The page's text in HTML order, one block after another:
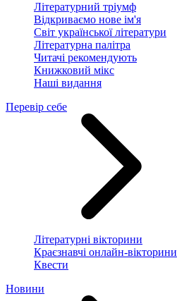
Літературний тріумф
Відкриваємо нове ім'я
Світ української літератури
Літературна палітра
Читачі рекомендують
Книжковий мікс
Наші видання
Перевір себе
Літературні вікторини
Краєзнавчі онлайн-вікторини
Квести
Новини